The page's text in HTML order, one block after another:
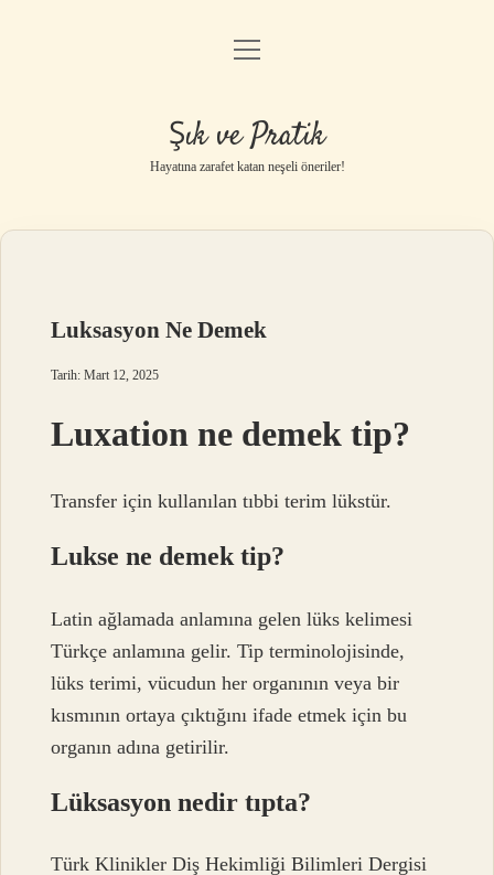
Anasayfa
Yasal Uyarı
menüyü
Şık ve Pratik
Hayatına zarafet katan neşeli öneriler!
Luksasyon Ne Demek
Tarih: Mart 12, 2025
Luxation ne demek tip?
Transfer için kullanılan tıbbi terim lükstür.
Lukse ne demek tip?
Latin ağlamada anlamına gelen lüks kelimesi
Türkçe anlamına gelir. Tip terminolojisinde,
lüks terimi, vücudun her organının veya bir
kısmının ortaya çıktığını ifade etmek için bu
organın adına getirilir.
Lüksasyon nedir tıpta?
Türk Klinikler Diş Hekimliği Bilimleri Dergisi